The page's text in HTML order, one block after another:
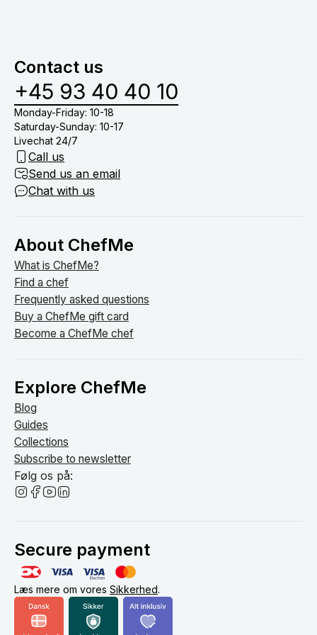
Contact us
+45 93 40 40 10
Monday-Friday: 10-18
Saturday-Sunday: 10-17
Livechat 24/7
Call us
Send us an email
Chat with us
About ChefMe
What is ChefMe?
Find a chef
Frequently asked questions
Buy a ChefMe gift card
Become a ChefMe chef
Explore ChefMe
Blog
Guides
Collections
Subscribe to newsletter
Følg os på:
Secure payment
Læs mere om vores Sikkerhed.